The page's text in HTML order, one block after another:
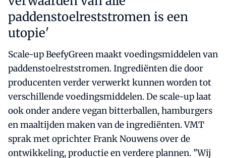
paddenstoelreststromen is een
utopie'
Scale-up BeefyGreen maakt voedingsmiddelen van
paddenstoelreststromen. Ingrediënten die door
producenten verder verwerkt kunnen worden tot
verschillende voedingsmiddelen. De scale-up laat
ook onder andere vegan bitterballen, hamburgers
en maaltijden maken van de ingrediënten. VMT
sprak met oprichter Frank Nouwens over de
ontwikkeling, productie en verdere plannen. "Wij